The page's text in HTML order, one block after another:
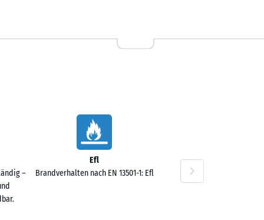
–
Efl
Brandverhalten nach EN 13501-1: Efl